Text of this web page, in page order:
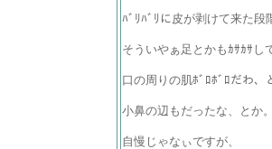
ﾊﾞﾘﾊﾞﾘに皮が剥けて来た段
そういやぁ足とかもｶｻｶｻし
口の周りの肌ﾎﾞﾛﾎﾞﾛだわ、
小鼻の辺もだったな、とか
自慢じゃなぃですが、